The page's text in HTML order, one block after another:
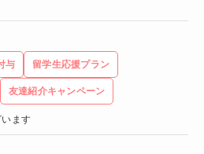
与 留学生応援プラン
友達紹介キャンペーン
ます